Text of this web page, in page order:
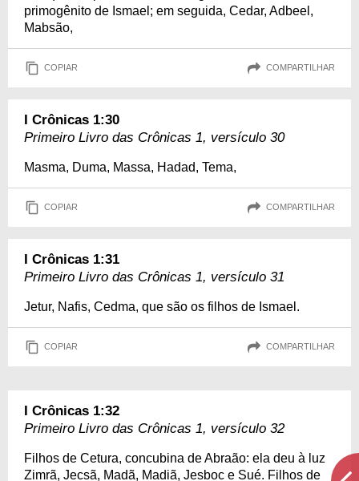
primogênito de Ismael; em seguida, Cedar, Adbeel,
Mabsão,
COPIAR COMPARTILHAR
I Crônicas 1:30
Primeiro Livro das Crônicas 1, versículo 30
Masma, Duma, Massa, Hadad, Tema,
COPIAR COMPARTILHAR
I Crônicas 1:31
Primeiro Livro das Crônicas 1, versículo 31
Jetur, Nafis, Cedma, que são os filhos de Ismael.
COPIAR COMPARTILHAR
I Crônicas 1:32
Primeiro Livro das Crônicas 1, versículo 32
Filhos de Cetura, concubina de Abraão: ela deu à luz
Zimrã, Jecsã, Madã, Madiã, Jesboc e Sué. Filhos de